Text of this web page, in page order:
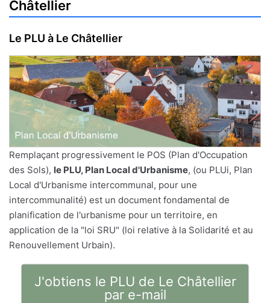
Châtellier
Le PLU à Le Châtellier
Remplaçant progressivement le POS (Plan d'Occupation
des Sols), le PLU, Plan Local d'Urbanisme, (ou PLUi, Plan
Local d'Urbanisme intercommunal, pour une
intercommunalité) est un document fondamental de
planification de l'urbanisme pour un territoire, en
application de la "loi SRU" (loi relative à la Solidarité et au
Renouvellement Urbain).
J'obtiens le PLU de Le Châtellier
par e-mail